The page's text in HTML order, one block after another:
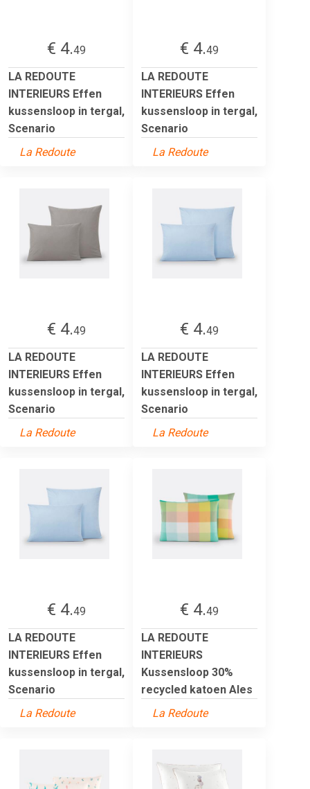
€ 4.49
LA REDOUTE
INTERIEURS Effen
kussensloop in tergal,
Scenario
La Redoute
€ 4.49
LA REDOUTE
INTERIEURS Effen
kussensloop in tergal,
Scenario
La Redoute
€ 4.49
LA REDOUTE
INTERIEURS Effen
kussensloop in tergal,
Scenario
La Redoute
€ 4.49
LA REDOUTE
INTERIEURS Effen
kussensloop in tergal,
Scenario
La Redoute
€ 4.49
LA REDOUTE
INTERIEURS Effen
kussensloop in tergal,
Scenario
La Redoute
€ 4.49
LA REDOUTE
INTERIEURS
Kussensloop 30%
recycled katoen Ales
La Redoute